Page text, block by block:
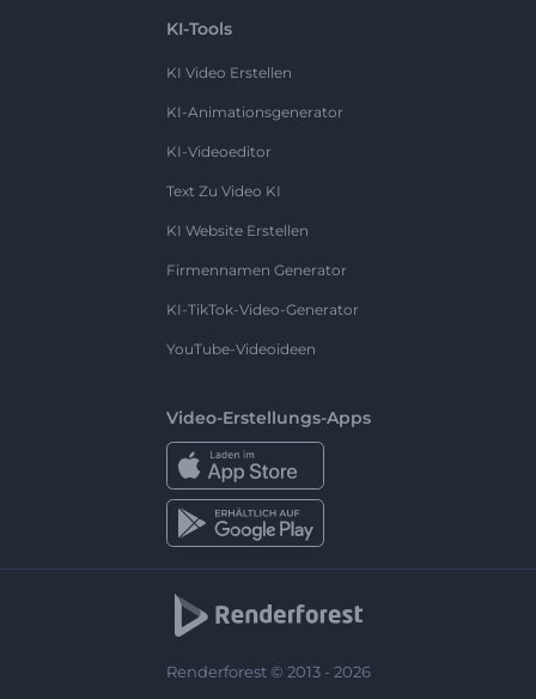
KI-Tools
KI Video Erstellen
KI-Animationsgenerator
KI-Videoeditor
Text Zu Video KI
KI Website Erstellen
Firmennamen Generator
KI-TikTok-Video-Generator
YouTube-Videoideen
Video-Erstellungs-Apps
Renderforest © 2013 - 2026